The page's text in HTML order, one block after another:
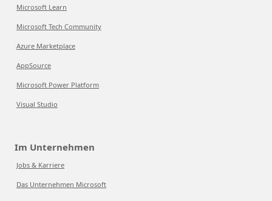
Microsoft Learn
Microsoft Tech Community
Azure Marketplace
AppSource
Microsoft Power Platform
Visual Studio
Im Unternehmen
Jobs & Karriere
Das Unternehmen Microsoft